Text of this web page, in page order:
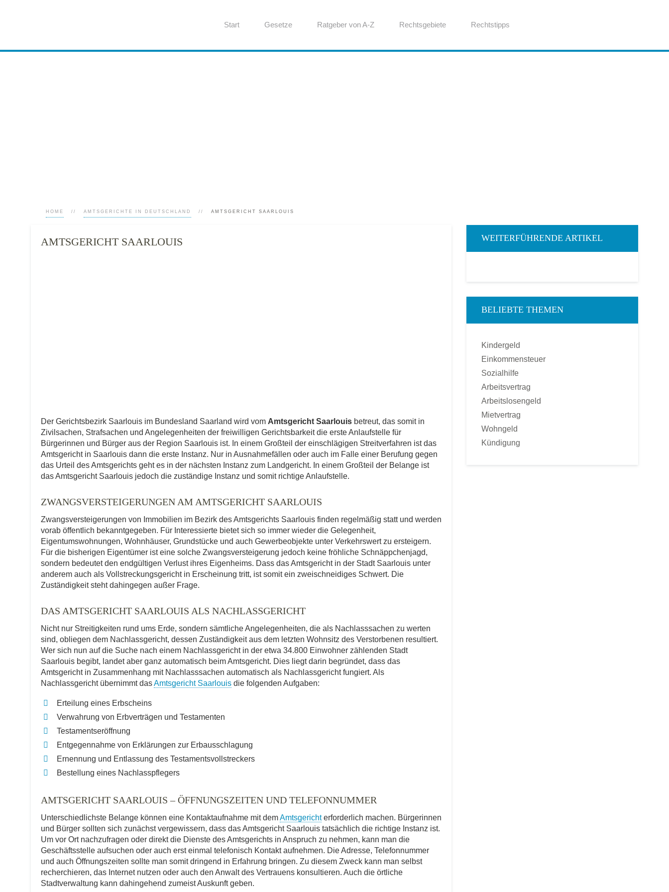
Start Gesetze Ratgeber von A-Z Rechtsgebiete Rechtstipps
HOME AMTSGERICHTE IN DEUTSCHLAND AMTSGERICHT SAARLOUIS
AMTSGERICHT SAARLOUIS
Der Gerichtsbezirk Saarlouis im Bundesland Saarland wird vom Amtsgericht Saarlouis betreut, das somit in
Zivilsachen, Strafsachen und Angelegenheiten der freiwilligen Gerichtsbarkeit die erste Anlaufstelle für
Bürgerinnen und Bürger aus der Region Saarlouis ist. In einem Großteil der einschlägigen Streitverfahren ist das
Amtsgericht in Saarlouis dann die erste Instanz. Nur in Ausnahmefällen oder auch im Falle einer Berufung gegen
das Urteil des Amtsgerichts geht es in der nächsten Instanz zum Landgericht. In einem Großteil der Belange ist
das Amtsgericht Saarlouis jedoch die zuständige Instanz und somit richtige Anlaufstelle.
ZWANGSVERSTEIGERUNGEN AM AMTSGERICHT SAARLOUIS
Zwangsversteigerungen von Immobilien im Bezirk des Amtsgerichts Saarlouis finden regelmäßig statt und werden
vorab öffentlich bekanntgegeben. Für Interessierte bietet sich so immer wieder die Gelegenheit,
Eigentumswohnungen, Wohnhäuser, Grundstücke und auch Gewerbeobjekte unter Verkehrswert zu ersteigern.
Für die bisherigen Eigentümer ist eine solche Zwangsversteigerung jedoch keine fröhliche Schnäppchenjagd,
sondern bedeutet den endgültigen Verlust ihres Eigenheims. Dass das Amtsgericht in der Stadt Saarlouis unter
anderem auch als Vollstreckungsgericht in Erscheinung tritt, ist somit ein zweischneidiges Schwert. Die
Zuständigkeit steht dahingegen außer Frage.
DAS AMTSGERICHT SAARLOUIS ALS NACHLASSGERICHT
Nicht nur Streitigkeiten rund ums Erde, sondern sämtliche Angelegenheiten, die als Nachlasssachen zu werten
sind, obliegen dem Nachlassgericht, dessen Zuständigkeit aus dem letzten Wohnsitz des Verstorbenen resultiert.
Wer sich nun auf die Suche nach einem Nachlassgericht in der etwa 34.800 Einwohner zählenden Stadt
Saarlouis begibt, landet aber ganz automatisch beim Amtsgericht. Dies liegt darin begründet, dass das
Amtsgericht in Zusammenhang mit Nachlasssachen automatisch als Nachlassgericht fungiert. Als
Nachlassgericht übernimmt dasAmtsgericht Saarlouis die folgenden Aufgaben:
Erteilung eines Erbscheins
Verwahrung von Erbverträgen und Testamenten
Testamentseröffnung
Entgegennahme von Erklärungen zur Erbausschlagung
Ernennung und Entlassung des Testamentsvollstreckers
Bestellung eines Nachlasspflegers
AMTSGERICHT SAARLOUIS – ÖFFNUNGSZEITEN UND TELEFONNUMMER
Unterschiedlichste Belange können eine Kontaktaufnahme mit demAmtsgerichterforderlich machen. Bürgerinnen
und Bürger sollten sich zunächst vergewissern, dass das Amtsgericht Saarlouis tatsächlich die richtige Instanz ist.
Um vor Ort nachzufragen oder direkt die Dienste des Amtsgerichts in Anspruch zu nehmen, kann man die
Geschäftsstelle aufsuchen oder auch erst einmal telefonisch Kontakt aufnehmen. Die Adresse, Telefonnummer
und auch Öffnungszeiten sollte man somit dringend in Erfahrung bringen. Zu diesem Zweck kann man selbst
recherchieren, das Internet nutzen oder auch den Anwalt des Vertrauens konsultieren. Auch die örtliche
Stadtverwaltung kann dahingehend zumeist Auskunft geben.
WEITERFÜHRENDE ARTIKEL
BELIEBTE THEMEN
Kindergeld
Einkommensteuer
Sozialhilfe
Arbeitsvertrag
Arbeitslosengeld
Mietvertrag
Wohngeld
Kündigung